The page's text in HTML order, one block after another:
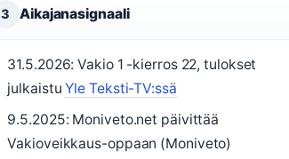
3 Aikajanasignaali
31.5.2026: Vakio 1 -kierros 22, tulokset
julkaistuYle Teksti-TV:ssä
9.5.2025: Moniveto.net päivittää
Vakioveikkaus-oppaan (Moniveto)